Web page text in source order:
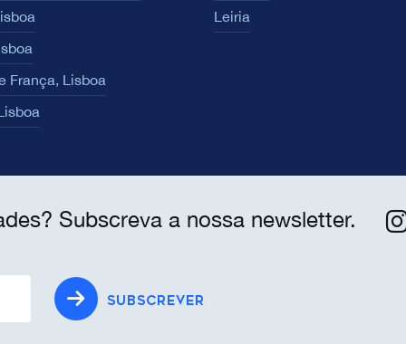
França, Lisboa
Leiria
Subscreva a nossa newsletter.
SUBSCREVER